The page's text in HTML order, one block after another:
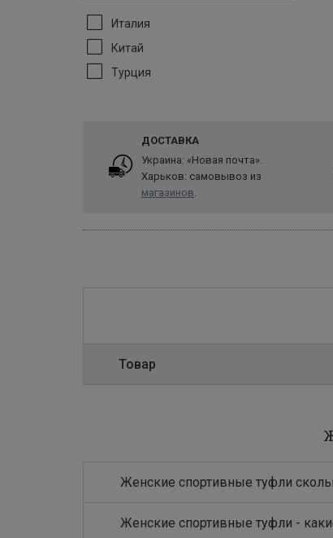
Италия
Китай
Турция
ДОСТАВКА
Украина: «Новая почта».
Харьков: самовывоз из
магазинов.
Товар
Женские спортивные туфли
Женские спортивные туфли -